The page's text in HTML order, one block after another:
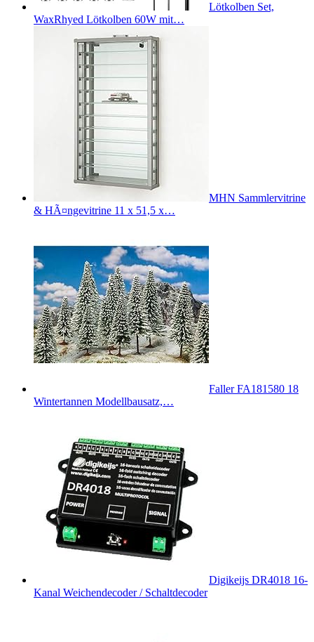
Lötkolben Set,
WaxRhyed Lötkolben 60W mit…
MHN Sammlervitrine
& HÃ¤ngevitrine 11 x 51,5 x…
Faller FA181580 18
Wintertannen Modellbausatz,…
Digikeijs DR4018 16-
Kanal Weichendecoder / Schaltdecoder